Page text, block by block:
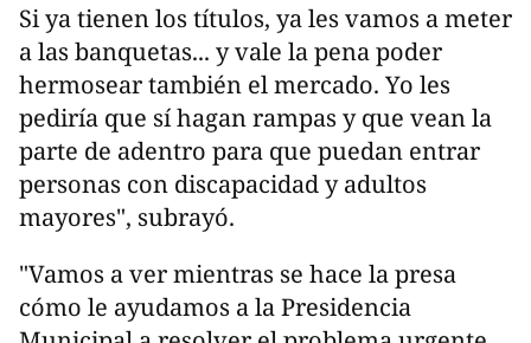
Si ya tienen los títulos, ya les vamos a meter
a las banquetas... y vale la pena poder
hermosear también el mercado. Yo les
pediría que sí hagan rampas y que vean la
parte de adentro para que puedan entrar
personas con discapacidad y adultos
mayores", subrayó.
"Vamos a ver mientras se hace la presa
cómo le ayudamos a la Presidencia